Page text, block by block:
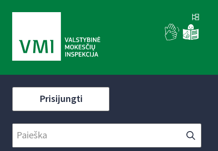
Prisijungti